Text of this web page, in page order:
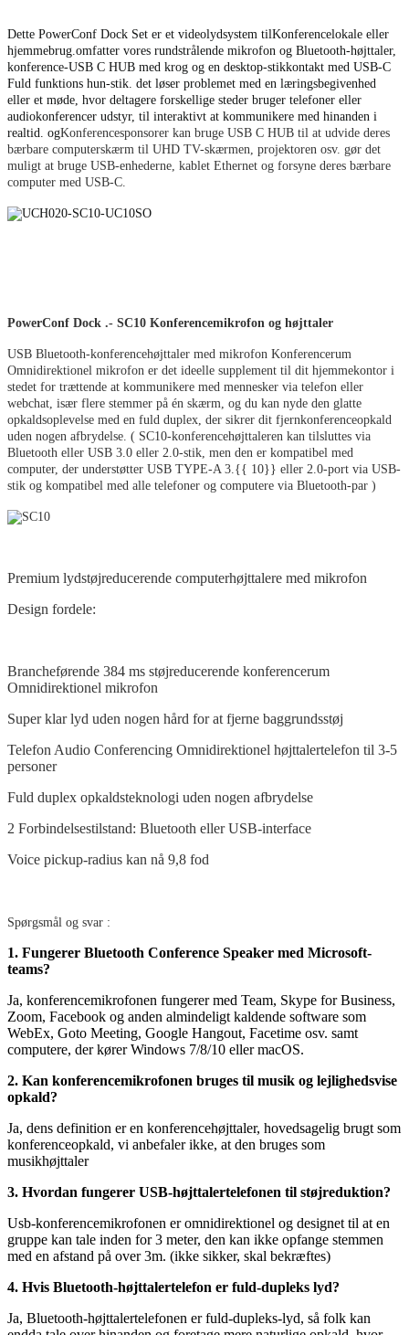
Dette PowerConf Dock Set er et videolydsystem tilKonferencelokale eller
hjemmebrug. omfatter vores rundstrålende mikrofon og Bluetooth-højttaler,
konference-USB C HUB med krog og en desktop-stikkontakt med USB-C
Fuld funktions hun-stik. det løser problemet med en læringsbegivenhed
eller et møde, hvor deltagere forskellige steder bruger telefoner eller
audiokonferencer udstyr, til interaktivt at kommunikere med hinanden i
realtid. ogKonferencesponsorer kan bruge USB C HUB til at udvide deres
bærbare computerskærm til UHD TV-skærmen, projektoren osv. gør det
muligt at bruge USB-enhederne, kablet Ethernet og forsyne deres bærbare
computer med USB-C.
PowerConf Dock .- SC10 Konferencemikrofon og højttaler
USB Bluetooth-konferencehøjttaler med mikrofon Konferencerum
Omnidirektionel mikrofon er det ideelle supplement til dit hjemmekontor i
stedet for trættende at kommunikere med mennesker via telefon eller
webchat, især flere stemmer på én skærm, og du kan nyde den glatte
opkaldsoplevelse med en fuld duplex, der sikrer dit fjernkonferenceopkald
uden nogen afbrydelse. ( SC10-konferencehøjttaleren kan tilsluttes via
Bluetooth eller USB 3.0 eller 2.0-stik, men den er kompatibel med
computer, der understøtter USB TYPE-A 3.{{ 10}} eller 2.0-port via USB-
stik og kompatibel med alle telefoner og computere via Bluetooth-par )
Premium lydstøjreducerende computerhøjttalere med mikrofon
Design fordele:
Brancheførende 384 ms støjreducerende konferencerum
Omnidirektionel mikrofon
Super klar lyd uden nogen hård for at fjerne baggrundsstøj
Telefon Audio Conferencing Omnidirektionel højttalertelefon til 3-5
personer
Fuld duplex opkaldsteknologi uden nogen afbrydelse
2 Forbindelsestilstand: Bluetooth eller USB-interface
Voice pickup-radius kan nå 9,8 fod
Spørgsmål og svar :
1. Fungerer Bluetooth Conference Speaker med Microsoft-
teams?
Ja, konferencemikrofonen fungerer med Team, Skype for Business,
Zoom, Facebook og anden almindeligt kaldende software som
WebEx, Goto Meeting, Google Hangout, Facetime osv. samt
computere, der kører Windows 7/8/10 eller macOS.
2. Kan konferencemikrofonen bruges til musik og lejlighedsvise
opkald?
Ja, dens definition er en konferencehøjttaler, hovedsagelig brugt som
konferenceopkald, vi anbefaler ikke, at den bruges som
musikhøjttaler
3. Hvordan fungerer USB-højttalertelefonen til støjreduktion?
Usb-konferencemikrofonen er omnidirektionel og designet til at en
gruppe kan tale inden for 3 meter, den kan ikke opfange stemmen
med en afstand på over 3m. (ikke sikker, skal bekræftes)
4. Hvis Bluetooth-højttalertelefon er fuld-dupleks lyd?
Ja, Bluetooth-højttalertelefonen er fuld-dupleks-lyd, så folk kan